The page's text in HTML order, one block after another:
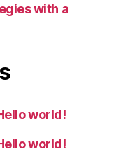
with a
world!
world!